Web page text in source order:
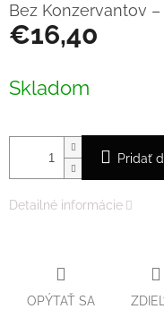
€16,40
cena:
Skladom
Pridať
Bez Konzervantov
Detailné informácie
OPÝTAŤ SA